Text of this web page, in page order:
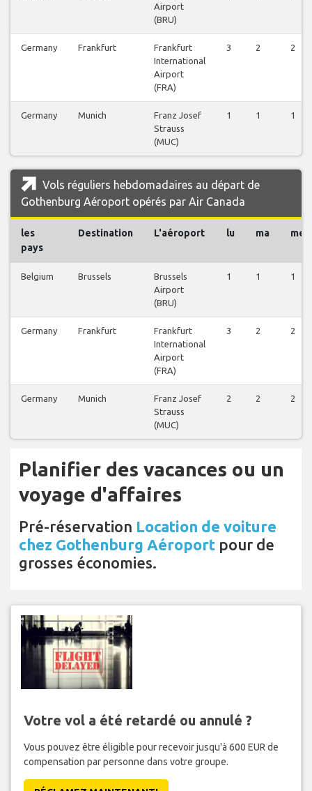
Airport
(BRU)
Germany Frankfurt
Frankfurt
International
Airport
(FRA)
3 2 2
Germany Munich
Franz Josef
Strauss
(MUC)
1 1 1
Vols réguliers hebdomadaires au départ de
Gothenburg Aéroport opérés par Air Canada
les
pays
Destination L'aéroport lu ma me
Belgium Brussels
Brussels
Airport
(BRU)
1 1 1
Germany Frankfurt
Frankfurt
International
Airport
(FRA)
3 2 2
Germany Munich
Franz Josef
Strauss
(MUC)
2 2 2
Planifier des vacances ou un
voyage d'affaires
Pré-réservation Location de voiture
chez Gothenburg Aéroport pour de
grosses économies.
Votre vol a été retardé ou annulé ?